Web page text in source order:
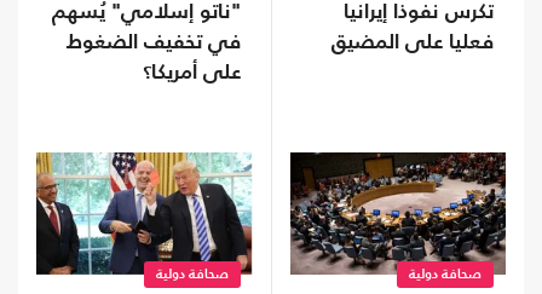
تكرس نفوذا إيرانيا
فعليا على المضيق
"ناتو إسلامي" يُسهم
في تخفيف الضغوط
على أمريكا؟
صحافة دولية صحافة دولية